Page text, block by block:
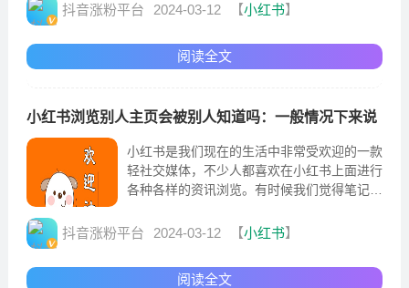
抖音涨粉平台 2024-03-12 【小红书】
阅读全文
小红书浏览别人主页会被别人知道吗：一般情况下来说
小红书是我们现在的生活中非常受欢迎的一款
轻社交媒体，不少人都喜欢在小红书上面进行
各种各样的资讯浏览。有时候我们觉得笔记有
抖音涨粉平台 2024-03-12 【小红书】
阅读全文